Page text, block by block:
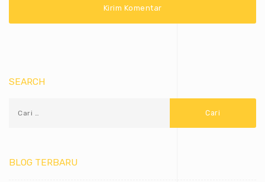
SEARCH
BLOG TERBARU